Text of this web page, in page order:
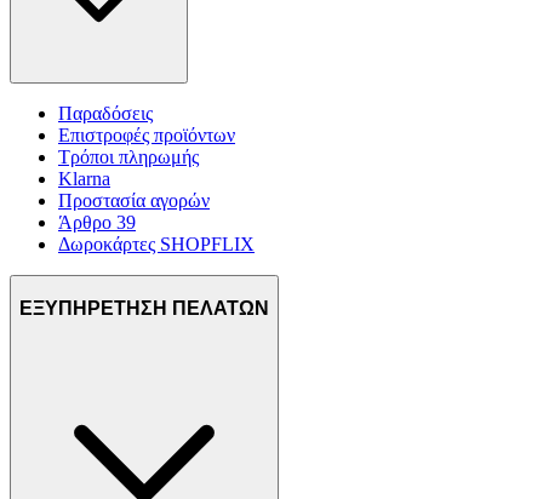
Παραδόσεις
Επιστροφές προϊόντων
Τρόποι πληρωμής
Klarna
Προστασία αγορών
Άρθρο 39
Δωροκάρτες SHOPFLIX
ΕΞΥΠΗΡΕΤΗΣΗ ΠΕΛΑΤΩΝ